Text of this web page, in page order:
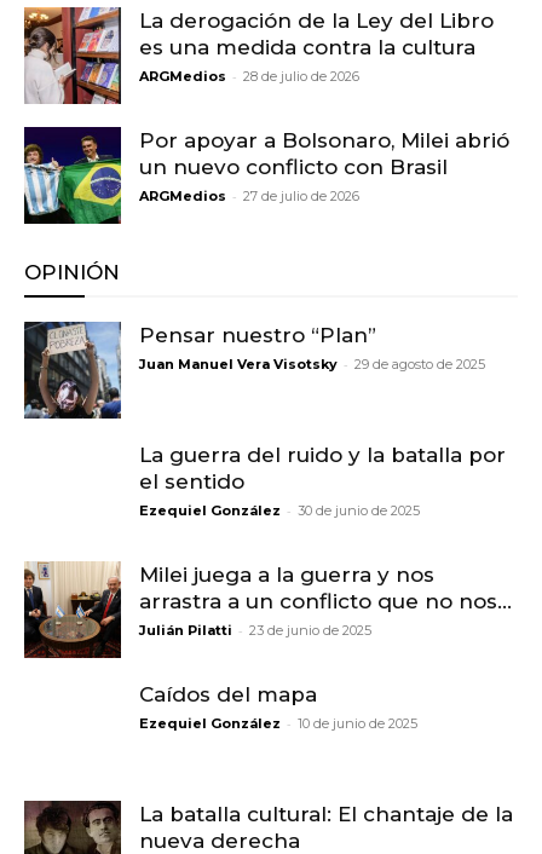
La derogación de la Ley del Libro
es una medida contra la cultura
ARGMedios - 28 de julio de 2026
Por apoyar a Bolsonaro, Milei abrió
un nuevo conflicto con Brasil
ARGMedios - 27 de julio de 2026
OPINIÓN
Pensar nuestro “Plan”
Juan Manuel Vera Visotsky - 29 de agosto de 2025
La guerra del ruido y la batalla por
el sentido
Ezequiel González - 30 de junio de 2025
Milei juega a la guerra y nos
arrastra a un conflicto que no nos...
Julián Pilatti - 23 de junio de 2025
Caídos del mapa
Ezequiel González - 10 de junio de 2025
La batalla cultural: El chantaje de la
nueva derecha